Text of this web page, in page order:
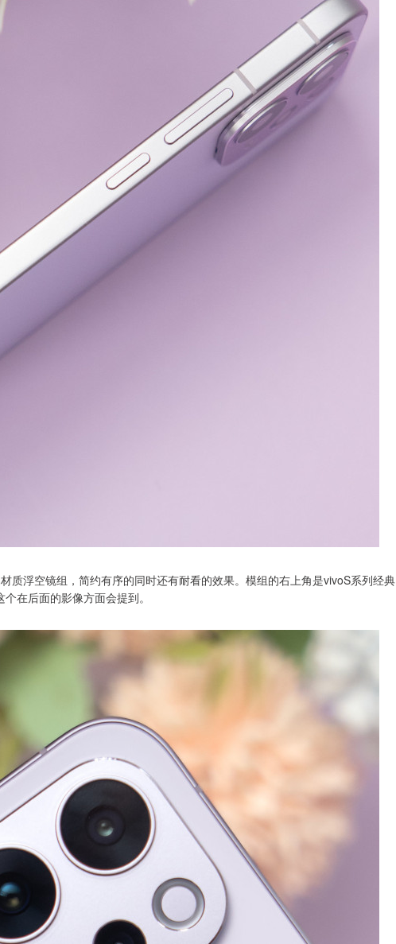
质浮空镜组，简约有序的同时还有耐看的效果。模组的右上角是vivoS系列经典
在后面的影像方面会提到。